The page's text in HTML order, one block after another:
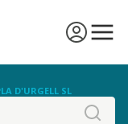
D'URGELL SL